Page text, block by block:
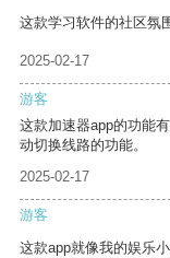
这款学习软件的社区氛
2025-02-17
游客
这款加速器app的功能
动切换线路的功能。
2025-02-17
游客
这款app就像我的娱乐